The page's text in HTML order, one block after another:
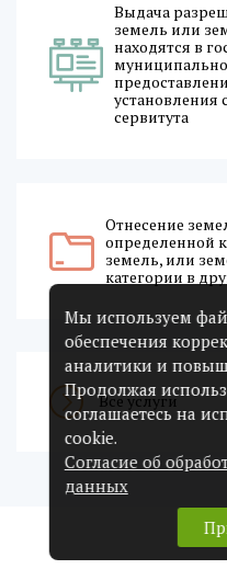
Выдача
земель или
находятся в
установления
сервитута
Отнесение
определенной
земель, или
категории в
Все услуги
Мы используем
обеспечения
аналитики и
Продолжая
соглашаетесь на
cookie.
Согласие об
данных